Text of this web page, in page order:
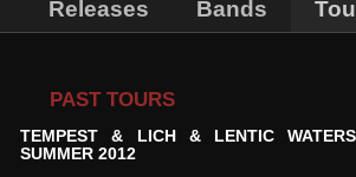
Releases Bands
PAST TOURS
TEMPEST & LICH & LENTIC
SUMMER 2012